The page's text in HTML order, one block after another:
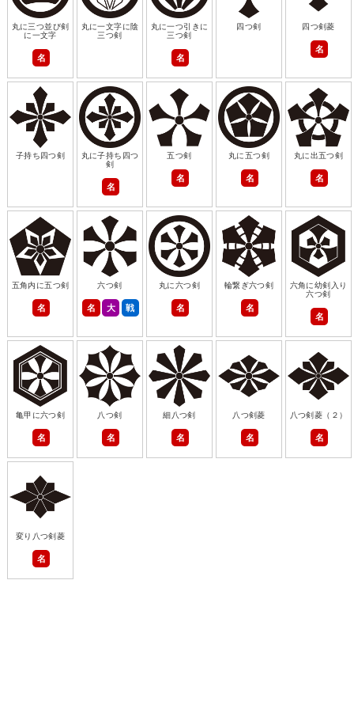
丸に三つ並び剣
に一文字
名
丸に一文字に陰
三つ剣
丸に一つ引きに
三つ剣
名
四つ剣 四つ剣菱
名
子持ち四つ剣
丸に子持ち四つ
剣
名
五つ剣
名
丸に五つ剣
名
丸に出五つ剣
名
五角内に五つ剣
名
六つ剣
名 大 戦
丸に六つ剣
名
輪繋ぎ六つ剣
名
六角に幼剣入り
六つ剣
名
亀甲に六つ剣
名
八つ剣
名
細八つ剣
名
八つ剣菱
名
八つ剣菱（２）
名
変り八つ剣菱
名